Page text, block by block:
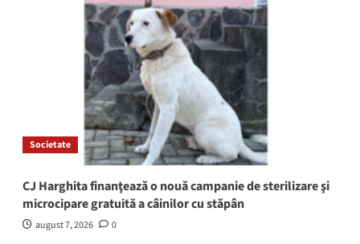
Societate
CJ Harghita finanţează o nouă campanie de sterilizare şi
microcipare gratuită a câinilor cu stăpân
august 7, 2026 0